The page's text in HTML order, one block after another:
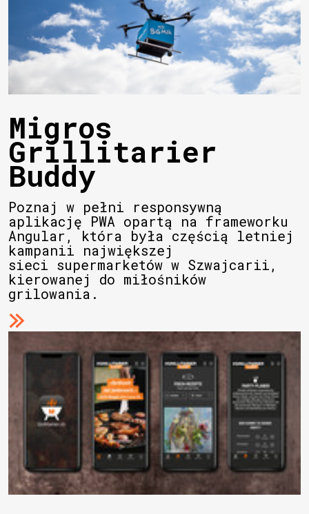
Migros
Grillitarier
Buddy
Poznaj w pełni responsywną
aplikację PWA opartą na frameworku
Angular, która była częścią letniej
kampanii największej
sieci supermarketów w Szwajcarii,
kierowanej do miłośników
grilowania.